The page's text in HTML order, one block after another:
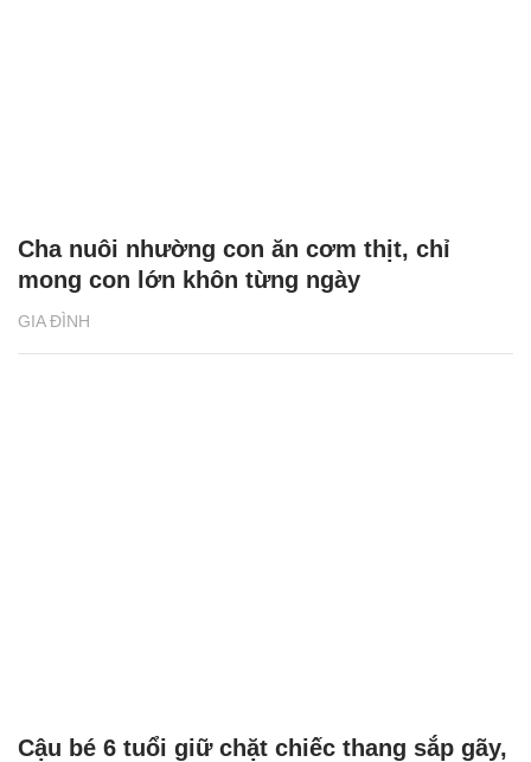
GIA ĐÌNH
Cha nuôi nhường con ăn cơm thịt, chỉ
mong con lớn khôn từng ngày
Cậu bé 6 tuổi giữ chặt chiếc thang sắp gãy,